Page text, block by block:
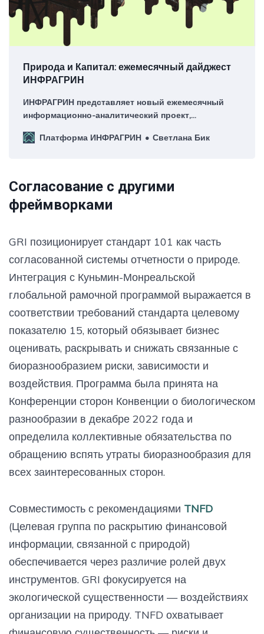
Природа и Капитал: ежемесячный дайджест
ИНФРАГРИН
ИНФРАГРИН представляет новый ежемесячный
информационно-аналитический проект,
финансовую систему.
Платформа ИНФРАГРИН Светлана Бик
Согласование с другими
фреймворками
GRI позиционирует стандарт 101 как часть
согласованной системы отчетности о природе.
Интеграция с Куньмин-Монреальской
глобальной рамочной программой выражается в
соответствии требований стандарта целевому
показателю 15, который обязывает бизнес
оценивать, раскрывать и снижать связанные с
биоразнообразием риски, зависимости и
воздействия. Программа была принята на
Конференции сторон Конвенции о биологическом
разнообразии в декабре 2022 года и
определила коллективные обязательства по
обращению вспять утраты биоразнообразия для
всех заинтересованных сторон.
Совместимость с рекомендациями TNFD
(Целевая группа по раскрытию финансовой
информации, связанной с природой)
обеспечивается через различие ролей двух
инструментов. GRI фокусируется на
экологической существенности — воздействиях
организации на природу. TNFD охватывает